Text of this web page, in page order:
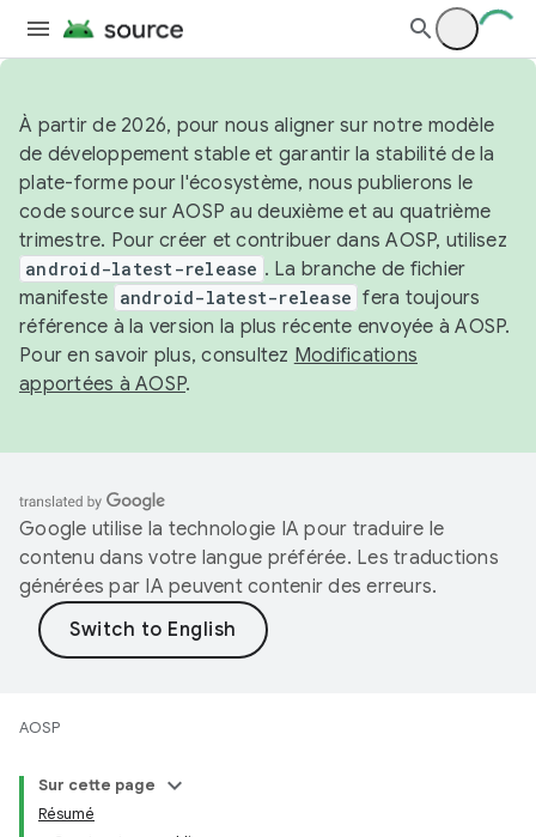
À partir de 2026, pour nous aligner sur notre modèle
de développement stable et garantir la stabilité de la
plate-forme pour l'écosystème, nous publierons le
code source sur AOSP au deuxième et au quatrième
trimestre. Pour créer et contribuer dans AOSP, utilisez
android-latest-release . La branche de fichier
manifeste android-latest-release fera toujours
référence à la version la plus récente envoyée à AOSP.
Pour en savoir plus, consultez Modifications
apportées à AOSP.
Google utilise la technologie IA pour traduire le
contenu dans votre langue préférée. Les traductions
générées par IA peuvent contenir des erreurs.
AOSP
Sur cette page
Résumé